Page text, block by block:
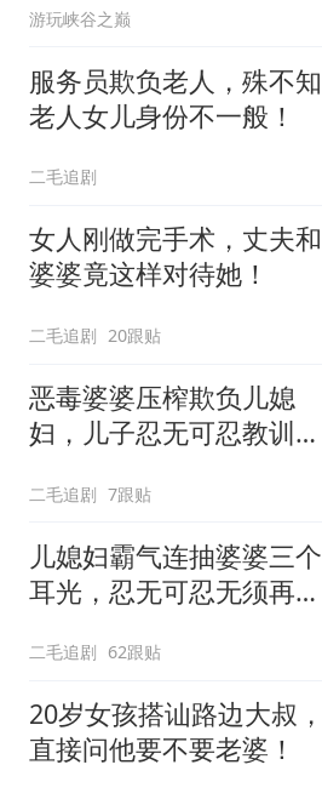
游玩峡谷之巅
服务员欺负老人，殊不知
老人女儿身份不一般！
二毛追剧
女人刚做完手术，丈夫和
婆婆竟这样对待她！
二毛追剧 20跟贴
恶毒婆婆压榨欺负儿媳
妇，儿子忍无可忍教训母
二毛追剧 7跟贴
儿媳妇霸气连抽婆婆三个
耳光，忍无可忍无须再
二毛追剧 62跟贴
20岁女孩搭讪路边大叔，
直接问他要不要老婆！